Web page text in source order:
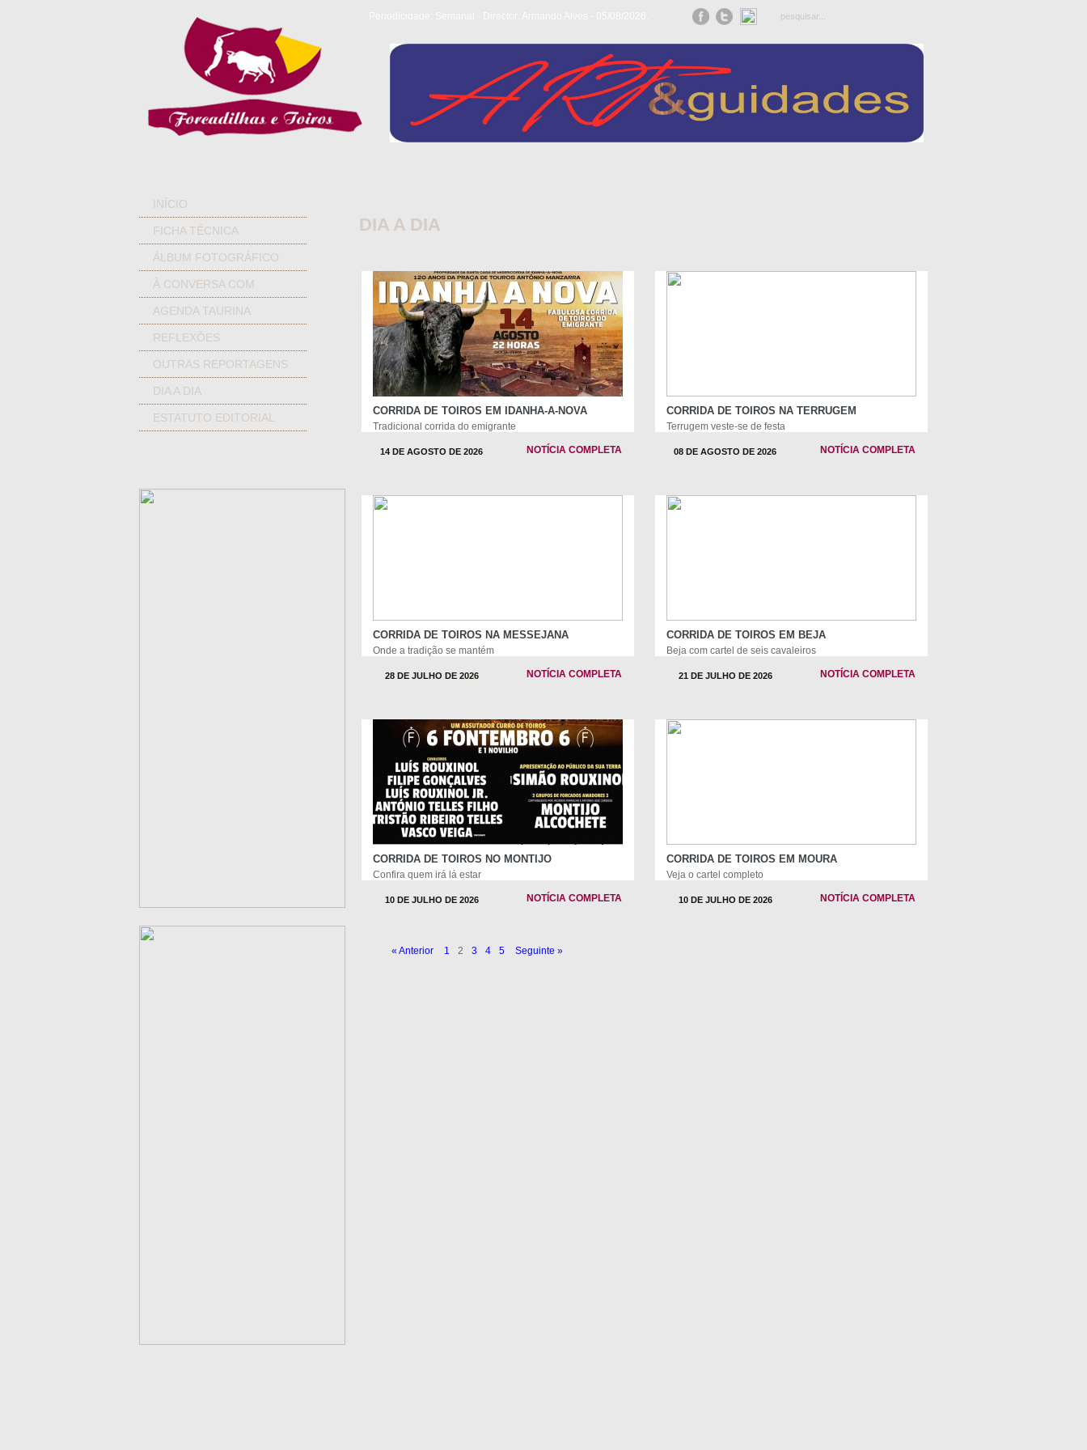
INÍCIO
FICHA TÉCNICA
ÁLBUM FOTOGRÁFICO
À CONVERSA COM
AGENDA TAURINA
REFLEXÕES
OUTRAS REPORTAGENS
DIA A DIA
ESTATUTO EDITORIAL
DIA A DIA
CORRIDA DE TOIROS EM IDANHA-A-NOVA
Tradicional corrida do emigrante
14 DE AGOSTO DE 2026 NOTÍCIA COMPLETA
CORRIDA DE TOIROS NA TERRUGEM
Terrugem veste-se de festa
08 DE AGOSTO DE 2026 NOTÍCIA COMPLETA
CORRIDA DE TOIROS NA MESSEJANA
Onde a tradição se mantém
28 DE JULHO DE 2026 NOTÍCIA COMPLETA
CORRIDA DE TOIROS EM BEJA
Beja com cartel de seis cavaleiros
21 DE JULHO DE 2026 NOTÍCIA COMPLETA
CORRIDA DE TOIROS NO MONTIJO
Confira quem irá lá estar
10 DE JULHO DE 2026 NOTÍCIA COMPLETA
CORRIDA DE TOIROS EM MOURA
Veja o cartel completo
10 DE JULHO DE 2026 NOTÍCIA COMPLETA
« Anterior 1 2 3 4 5 Seguinte »